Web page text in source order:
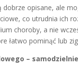
dobrze opisane, ale
co utrudnia ich
choroby, a nie
łatwo pominąć lub
–